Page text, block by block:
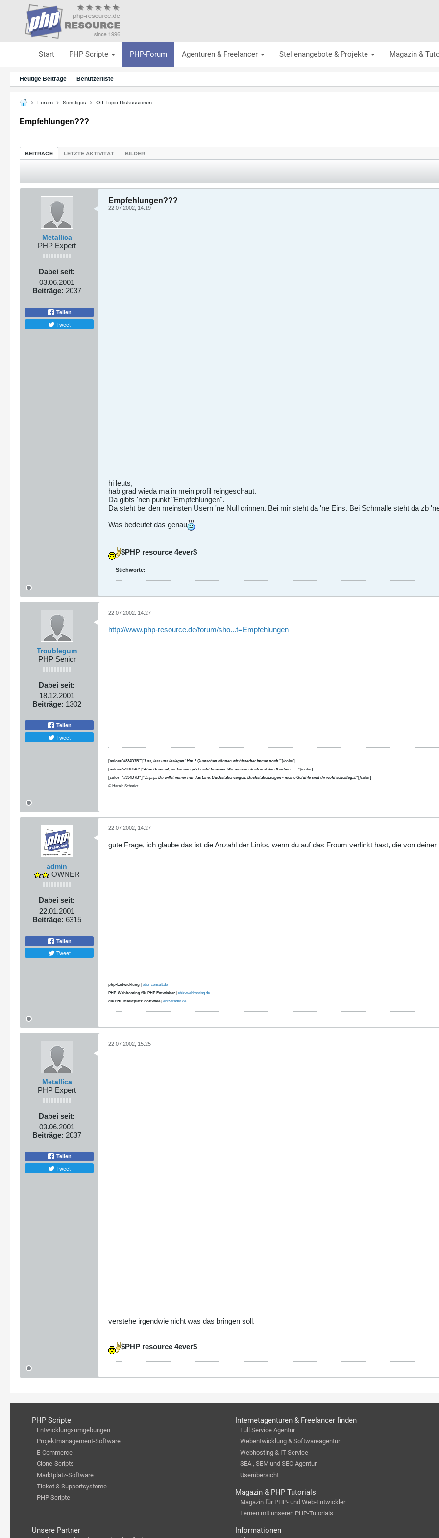
Start PHP Scripte PHP-Forum Agenturen & Freelancer Stellenangebote & Projekte Magazin &
Heutige Beiträge Benutzerliste
Forum Sonstiges Off-Topic Diskussionen
Empfehlungen???
BEITRÄGE LETZTE AKTIVITÄT BILDER
Metallica
PHP Expert
Dabei seit:
03.06.2001
Beiträge: 2037
Teilen
Tweet
Empfehlungen???
22.07.2002, 14:19
hi leuts,
hab grad wieda ma in mein profil reingeschaut.
Da gibts 'nen punkt "Empfehlungen".
Da steht bei den meinsten Usern 'ne Null drinnen. Bei mir steht da 'ne Eins. Bei Schmalle steht da zb
Was bedeutet das genau
$PHP resource 4ever$
Stichworte: -
Troublegum
PHP Senior
Dabei seit:
18.12.2001
Beiträge: 1302
Teilen
Tweet
22.07.2002, 14:27
http://www.php-resource.de/forum/sho...t=Empfehlungen
[color="#334D7B"]"Los, lass uns loslegen! Hm ? Quatschen können wir hinterher immer noch!"[/color]
[color="#9C5245"]"Aber Bommel, wir können jetzt nicht bumsen. Wir müssen doch erst den Kindern - ... "[/color]
[color="#334D7B"]"Ja ja ja. Du willst immer nur das Eine. Buchstabenzeigen, Buchstabenzeigen - meine Gefühle sind dir wohl scheißegal."[/color]
© Harald Schmidt
admin
OWNER
Dabei seit:
22.01.2001
Beiträge: 6315
Teilen
Tweet
22.07.2002, 14:27
gute Frage, ich glaube das ist die Anzahl der Links, wenn du auf das Froum verlinkt hast, die von
php-Entwicklung
ebiz-consult.de
PHP-Webhosting für PHP Entwickler
ebiz-webhosting.de
die PHP Marktplatz-Software
ebiz-trader.de
Metallica
PHP Expert
Dabei seit:
03.06.2001
Beiträge: 2037
Teilen
Tweet
22.07.2002, 15:25
verstehe irgendwie nicht was das bringen soll.
$PHP resource 4ever$
PHP Scripte
Entwicklungsumgebungen
Projektmanagement-Software
E-Commerce
Clone-Scripts
Marktplatz-Software
Ticket & Supportsysteme
PHP Scripte
Internetagenturen & Freelancer finden
Full Service Agentur
Webentwicklung & Softwareagentur
Webhosting & IT-Service
SEA , SEM und SEO Agentur
Userübersicht
Magazin & PHP Tutorials
Magazin für PHP- und Web-Entwickler
Lernen mit unseren PHP-Tutorials
Unsere Partner Informationen